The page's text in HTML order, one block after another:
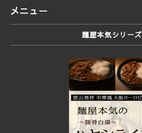
メニュー
麺屋本気シリーズ